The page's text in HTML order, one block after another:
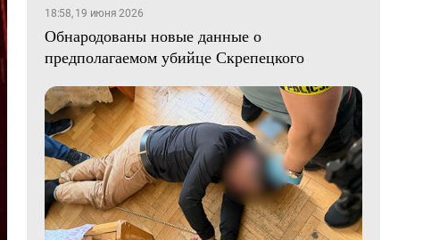
18:58, 19 июня 2026
Обнародованы новые данные о
предполагаемом убийце Скрепецкого